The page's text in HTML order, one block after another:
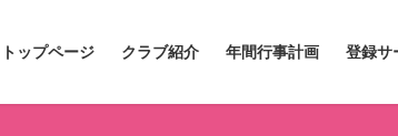
トップページ クラブ紹介 年間行事計画 登録サ